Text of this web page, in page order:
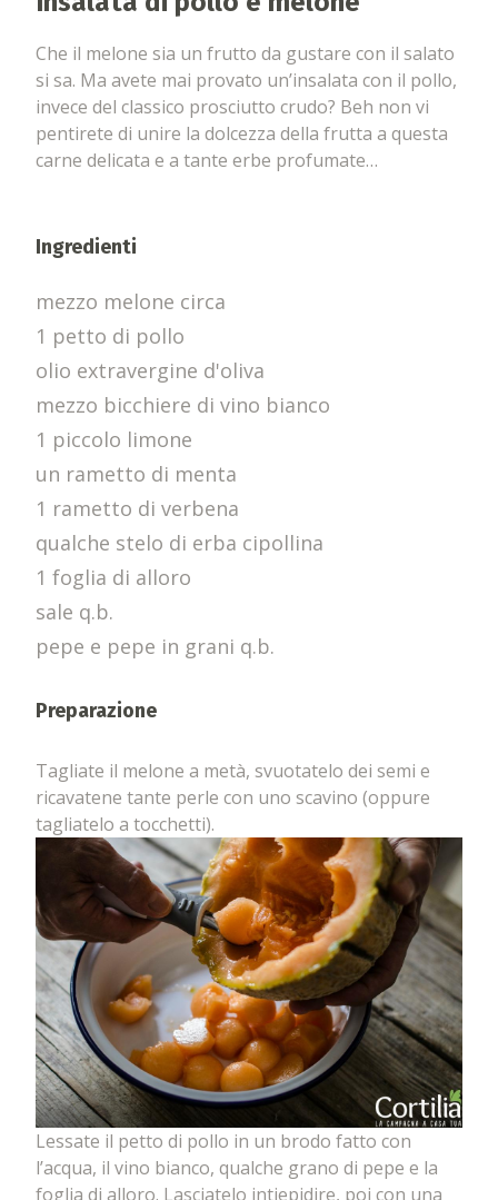
Che il melone sia un frutto da gustare con il salato
si sa. Ma avete mai provato un’insalata con il pollo,
invece del classico prosciutto crudo? Beh non vi
pentirete di unire la dolcezza della frutta a questa
carne delicata e a tante erbe profumate…
Ingredienti
mezzo melone circa
1 petto di pollo
olio extravergine d'oliva
mezzo bicchiere di vino bianco
1 piccolo limone
un rametto di menta
1 rametto di verbena
qualche stelo di erba cipollina
1 foglia di alloro
sale q.b.
pepe e pepe in grani q.b.
Preparazione
Tagliate il melone a metà, svuotatelo dei semi e
ricavatene tante perle con uno scavino (oppure
tagliatelo a tocchetti).
Lessate il petto di pollo in un brodo fatto con
l’acqua, il vino bianco, qualche grano di pepe e la
foglia di alloro. Lasciatelo intiepidire, poi con una